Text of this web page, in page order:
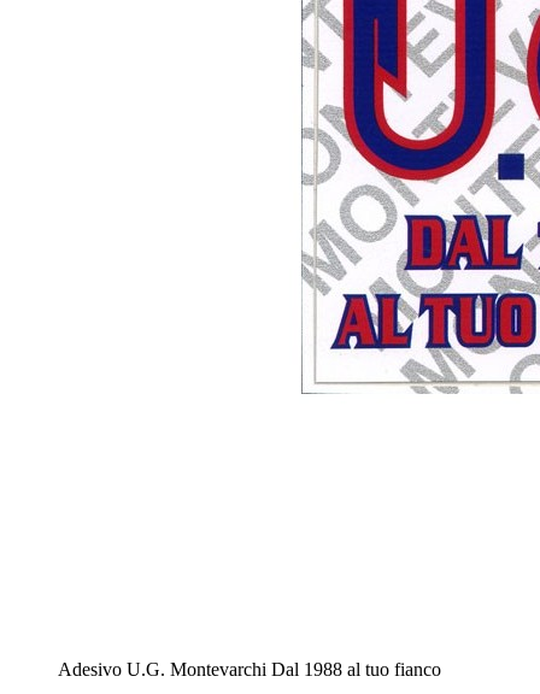
Adesivo U.G. Montevarchi Dal 1988 al tuo fianco